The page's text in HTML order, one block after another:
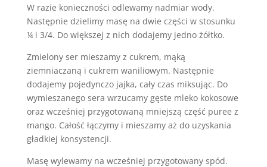
W razie konieczności odlewamy nadmiar wody.
Następnie dzielimy masę na dwie części w stosunku
¼ i 3/4. Do większej z nich dodajemy jedno żółtko.
Zmielony ser mieszamy z cukrem, mąką
ziemniaczaną i cukrem waniliowym. Następnie
dodajemy pojedynczo jajka, cały czas miksując. Do
wymieszanego sera wrzucamy gęste mleko kokosowe
oraz wcześniej przygotowaną mniejszą część puree z
mango. Całość łączymy i mieszamy aż do uzyskania
gładkiej konsystencji.
Masę wylewamy na wcześniej przygotowany spód.